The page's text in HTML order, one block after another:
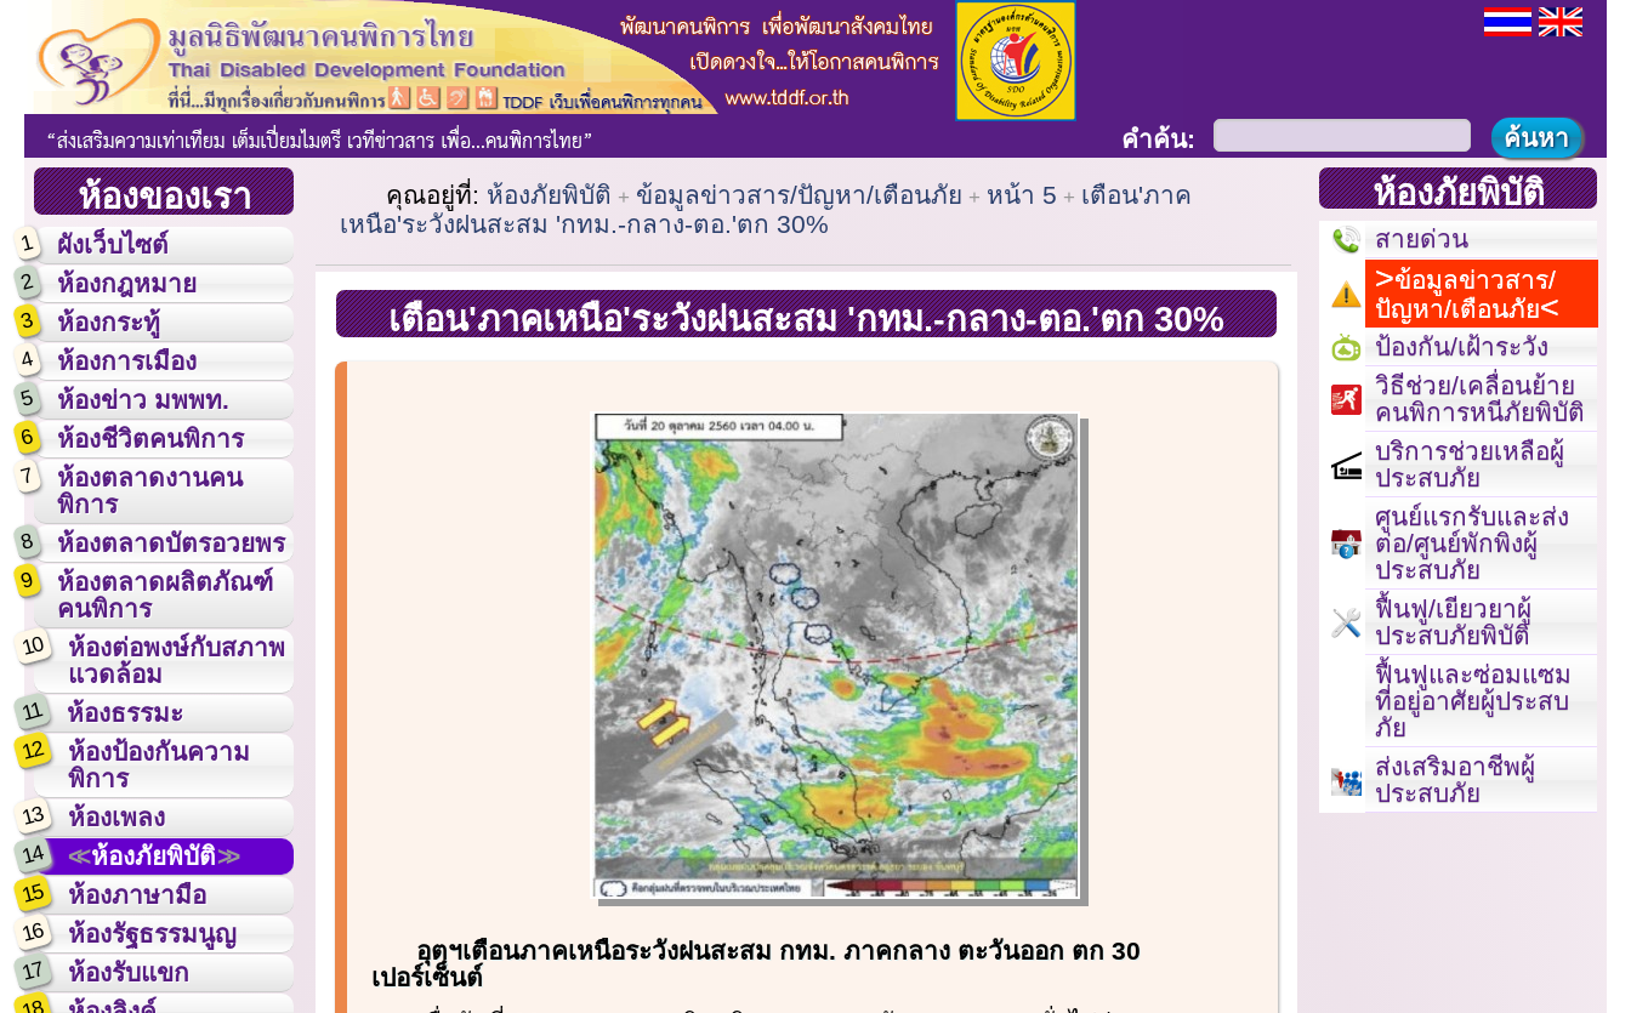
ห้องของเรา
1 ผังเว็บไซต์
2 ห้องกฎหมาย
3 ห้องกระทู้
4 ห้องการเมือง
5 ห้องข่าว มพพท.
6 ห้องชีวิตคนพิการ
7
ห้องตลาดงานคน
พิการ
8 ห้องตลาดบัตรอวยพร
9
ห้องตลาดผลิตภัณฑ์
คนพิการ
10
ห้องต่อพงษ์กับสภาพ
แวดล้อม
11 ห้องธรรมะ
12
ห้องป้องกันความ
พิการ
13 ห้องเพลง
14 ห้องภัยพิบัติ
15 ห้องภาษามือ
16 ห้องรัฐธรรมนูญ
17 ห้องรับแขก
คำค้น:
คุณอยู่ที่: ห้องภัยพิบัติ ข้อมูลข่าวสาร/ปัญหา/เตือนภัย หน้า 5
เตือน'ภาค
เหนือ'ระวังฝนสะสม 'กทม.-กลาง-ตอ.'ตก 30%
เตือน'ภาคเหนือ'ระวังฝนสะสม 'กทม.-กลาง-ตอ.'ตก 30%
อุตุฯเตือนภาคเหนือระวังฝนสะสม กทม. ภาคกลาง ตะวันออก ตก 30
เปอร์เซ็นต์
ห้องภัยพิบัติ
สายด่วน
ข้อมูลข่าวสาร/
ปัญหา/เตือนภัย
ป้องกัน/เฝ้าระวัง
วิธีช่วย/เคลื่อนย้าย
คนพิการหนีภัยพิบัติ
บริการช่วยเหลือผู้
ประสบภัย
ศูนย์แรกรับและส่ง
ต่อ/ศูนย์พักพิงผู้
ประสบภัย
ฟื้นฟู/เยียวยาผู้
ประสบภัยพิบัติ
ฟื้นฟูและซ่อมแซม
ที่อยู่อาศัยผู้ประสบ
ภัย
ส่งเสริมอาชีพผู้
ประสบภัย